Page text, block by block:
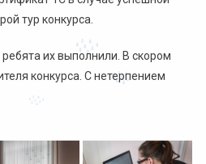
тур конкурса.
их выполнили. В скором
конкурса. С нетерпением